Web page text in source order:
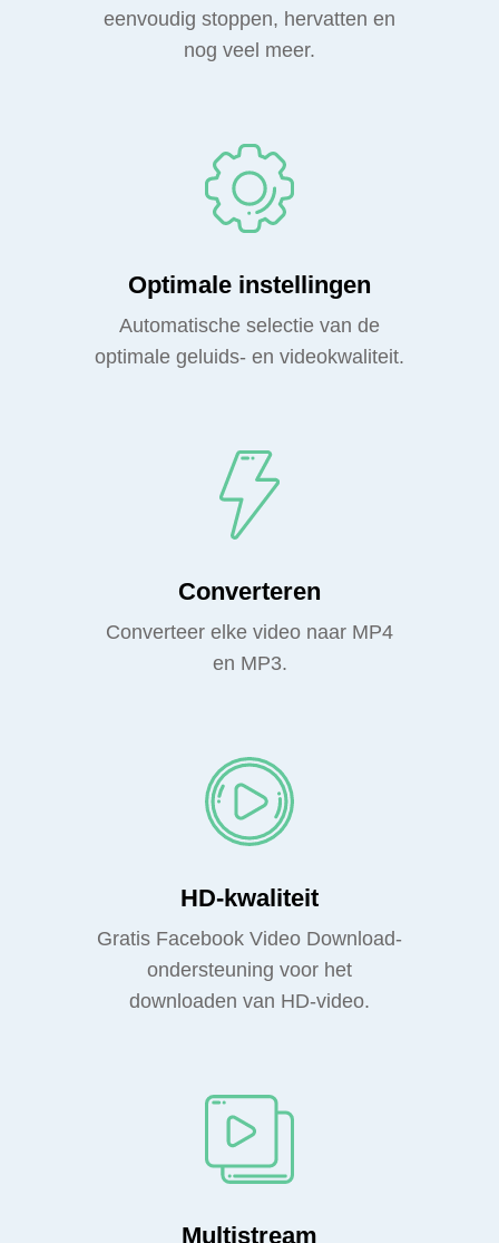
eenvoudig stoppen, hervatten en
nog veel meer.
Optimale instellingen
Automatische selectie van de
optimale geluids- en videokwaliteit.
Converteren
Converteer elke video naar MP4
en MP3.
HD-kwaliteit
Gratis Facebook Video Download-
ondersteuning voor het
downloaden van HD-video.
Multistream